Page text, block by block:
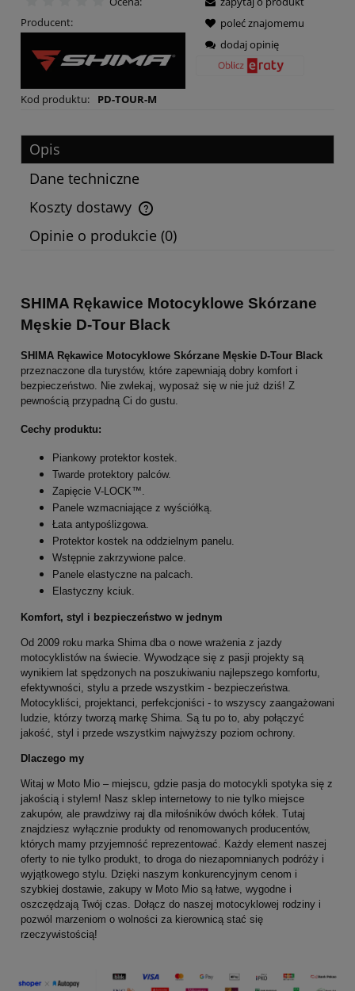
Producent:
Kod produktu: PD-TOUR-M
poleć znajomemu
dodaj opinię
Opis
Dane techniczne
Koszty dostawy
Cena nie zawiera ewentualnych kosztów płatności
Opinie o produkcie (0)
SHIMA Rękawice Motocyklowe Skórzane
Męskie D-Tour Black
SHIMA Rękawice Motocyklowe Skórzane Męskie D-Tour Black
przeznaczone dla turystów, które zapewniają dobry komfort i
bezpieczeństwo. Nie zwlekaj, wyposaż się w nie już dziś! Z
pewnością przypadną Ci do gustu.
Cechy produktu:
Piankowy protektor kostek.
Twarde protektory palców.
Zapięcie V-LOCK™.
Panele wzmacniające z wyściółką.
Łata antypoślizgowa.
Protektor kostek na oddzielnym panelu.
Wstępnie zakrzywione palce.
Panele elastyczne na palcach.
Elastyczny kciuk.
Komfort, styl i bezpieczeństwo w jednym
Od 2009 roku marka Shima dba o nowe wrażenia z jazdy
motocyklistów na świecie. Wywodzące się z pasji projekty są
wynikiem lat spędzonych na poszukiwaniu najlepszego komfortu,
efektywności, stylu a przede wszystkim - bezpieczeństwa.
Motocykliści, projektanci, perfekcjoniści - to wszyscy zaangażowani
ludzie, którzy tworzą markę Shima. Są tu po to, aby połączyć
jakość, styl i przede wszystkim najwyższy poziom ochrony.
Dlaczego my
Witaj w Moto Mio – miejscu, gdzie pasja do motocykli spotyka się z
jakością i stylem! Nasz sklep internetowy to nie tylko miejsce
zakupów, ale prawdziwy raj dla miłośników dwóch kółek. Tutaj
znajdziesz wyłącznie produkty od renomowanych producentów,
których mamy przyjemność reprezentować. Każdy element naszej
oferty to nie tylko produkt, to droga do niezapomnianych podróży i
wyjątkowego stylu. Dzięki naszym konkurencyjnym cenom i
szybkiej dostawie, zakupy w Moto Mio są łatwe, wygodne i
oszczędzają Twój czas. Dołącz do naszej motocyklowej rodziny i
pozwól marzeniom o wolności za kierownicą stać się
rzeczywistością!